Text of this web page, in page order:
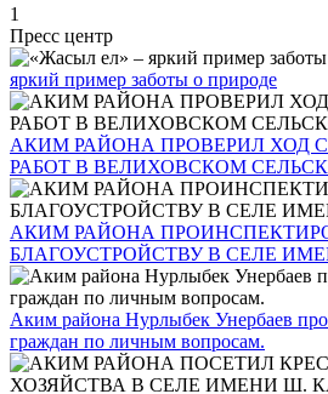
1
Пресс центр
яркий пример заботы о природе
АКИМ РАЙОНА ПРОВЕРИЛ ХОД
РАБОТ В ВЕЛИХОВСКОМ
АКИМ РАЙОНА
БЛАГОУСТРОЙСТВУ В СЕЛЕ
Аким района Нурлыбек Унербаев
граждан по личным вопросам.